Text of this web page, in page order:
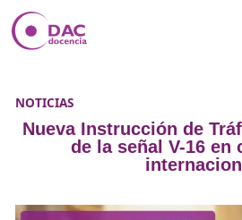
NOTICIAS
Nueva Instrucción
de la señal V-